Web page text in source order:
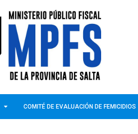
COMITÉ DE EVALUACIÓN DE FEMICIDIOS